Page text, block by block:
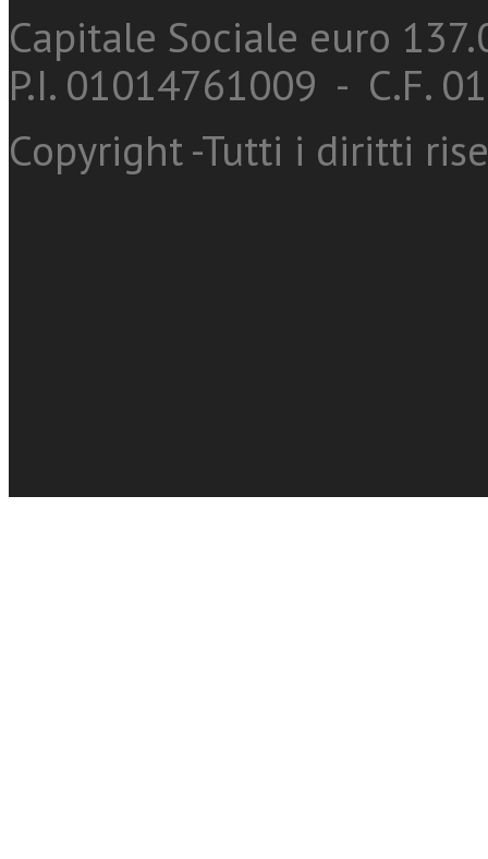
Capitale Sociale euro
P.I. 01014761009 - C.F.
Copyright -Tutti i diritti